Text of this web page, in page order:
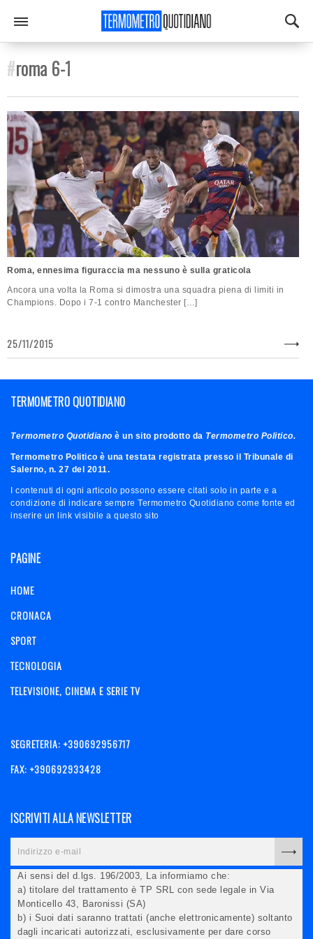
#roma 6-1
Roma, ennesima figuraccia ma nessuno è sulla graticola
Ancora una volta la Roma si dimostra una squadra piena di limiti in
Champions. Dopo i 7-1 contro Manchester […]
25/11/2015
TERMOMETRO QUOTIDIANO
Termometro Quotidiano è un sito prodotto da Termometro Politico.
Termometro Politico è una testata registrata presso il Tribunale di
Salerno, n. 27 del 2011.
I contenuti di ogni articolo possono essere citati solo in parte e a
condizione di indicare sempre Termometro Quotidiano come fonte ed
inserire un link visibile a questo sito
PAGINE
HOME
CRONACA
SPORT
TECNOLOGIA
TELEVISIONE, CINEMA E SERIE TV
SEGRETERIA: +390692956717
FAX: +390692933428
ISCRIVITI ALLA NEWSLETTER
Ai sensi del d.lgs. 196/2003, La informiamo che:
a) titolare del trattamento è TP SRL con sede legale in Via
Monticello 43, Baronissi (SA)
b) i Suoi dati saranno trattati (anche elettronicamente) soltanto
dagli incaricati autorizzati, esclusivamente per dare corso